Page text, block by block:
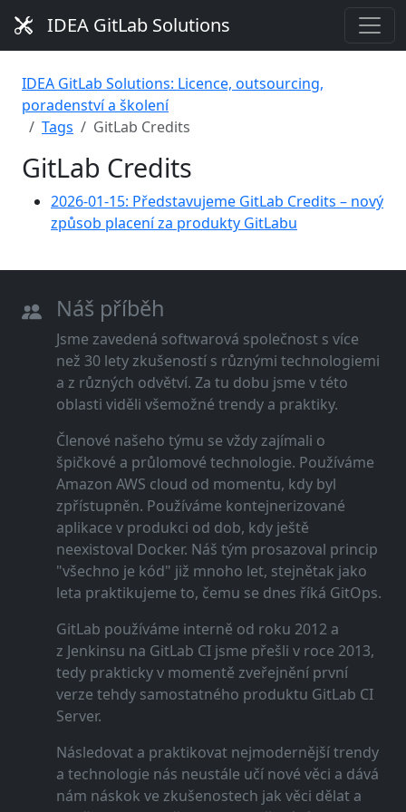
IDEA GitLab Solutions
IDEA GitLab Solutions: Licence, outsourcing,
poradenství a školení
Tags
GitLab Credits
GitLab Credits
2026-01-15: Představujeme GitLab Credits – nový
způsob placení za produkty GitLabu
Náš příběh
Jsme zavedená softwarová společnost s více
než 30 lety zkušeností s různými technologiemi
a z různých odvětví. Za tu dobu jsme v této
oblasti viděli všemožné trendy a praktiky.
Členové našeho týmu se vždy zajímali o
špičkové a průlomové technologie. Používáme
Amazon AWS cloud od momentu, kdy byl
zpřístupněn. Používáme kontejnerizované
aplikace v produkci od dob, kdy ještě
neexistoval Docker. Náš tým prosazoval princip
"všechno je kód" již mnoho let, stejnětak jako
leta praktikujeme to, čemu se dnes říká GitOps.
GitLab používáme interně od roku 2012 a
z Jenkinsu na GitLab CI jsme přešli v roce 2013,
tedy prakticky v momentě zveřejnění první
verze tehdy samostatného produktu GitLab CI
Server.
Následovat a praktikovat nejmodernější trendy
a technologie nás neustále učí nové věci a dává
nám náskok ve zkušenostech jak věci dělat a